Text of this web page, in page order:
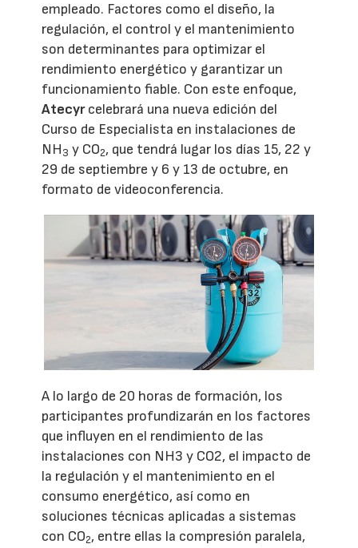
empleado. Factores como el diseño, la
regulación, el control y el mantenimiento
son determinantes para optimizar el
rendimiento energético y garantizar un
funcionamiento fiable. Con este enfoque,
Atecyrcelebrará una nueva edición del
Curso de Especialista en instalaciones de
NH3 y CO2, que tendrá lugar los días 15, 22 y
29 de septiembre y 6 y 13 de octubre, en
formato de videoconferencia.
A lo largo de 20 horas de formación, los
participantes profundizarán en los factores
que influyen en el rendimiento de las
instalaciones con NH3 y CO2, el impacto de
la regulación y el mantenimiento en el
consumo energético, así como en
soluciones técnicas aplicadas a sistemas
con CO2, entre ellas la compresión paralela,